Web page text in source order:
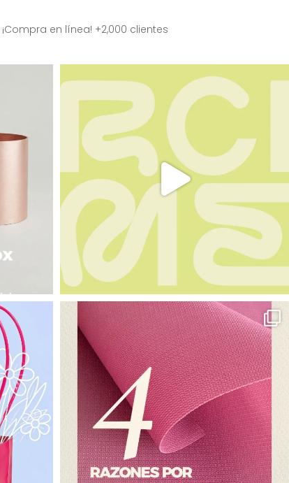
¡Compra en línea! +2,000 clientes